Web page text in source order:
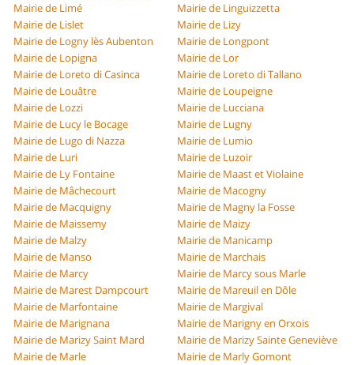
Mairie de Limé
Mairie de Linguizzetta
Mairie de Lislet
Mairie de Lizy
Mairie de Logny lès Aubenton
Mairie de Longpont
Mairie de Lopigna
Mairie de Lor
Mairie de Loreto di Casinca
Mairie de Loreto di Tallano
Mairie de Louâtre
Mairie de Loupeigne
Mairie de Lozzi
Mairie de Lucciana
Mairie de Lucy le Bocage
Mairie de Lugny
Mairie de Lugo di Nazza
Mairie de Lumio
Mairie de Luri
Mairie de Luzoir
Mairie de Ly Fontaine
Mairie de Maast et Violaine
Mairie de Mâchecourt
Mairie de Macogny
Mairie de Macquigny
Mairie de Magny la Fosse
Mairie de Maissemy
Mairie de Maizy
Mairie de Malzy
Mairie de Manicamp
Mairie de Manso
Mairie de Marchais
Mairie de Marcy
Mairie de Marcy sous Marle
Mairie de Marest Dampcourt
Mairie de Mareuil en Dôle
Mairie de Marfontaine
Mairie de Margival
Mairie de Marignana
Mairie de Marigny en Orxois
Mairie de Marizy Saint Mard
Mairie de Marizy Sainte Geneviève
Mairie de Marle
Mairie de Marly Gomont